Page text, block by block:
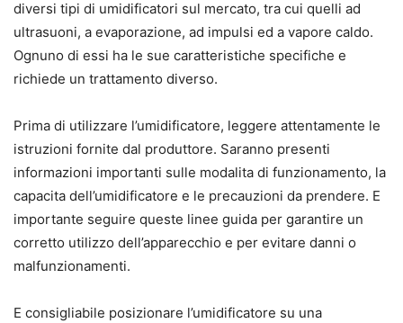
diversi tipi di umidificatori sul mercato, tra cui quelli ad
ultrasuoni, a evaporazione, ad impulsi ed a vapore caldo.
Ognuno di essi ha le sue caratteristiche specifiche e
richiede un trattamento diverso.
Prima di utilizzare l’umidificatore, leggere attentamente le
istruzioni fornite dal produttore. Saranno presenti
informazioni importanti sulle modalita di funzionamento, la
capacita dell’umidificatore e le precauzioni da prendere. E
importante seguire queste linee guida per garantire un
corretto utilizzo dell’apparecchio e per evitare danni o
malfunzionamenti.
E consigliabile posizionare l’umidificatore su una